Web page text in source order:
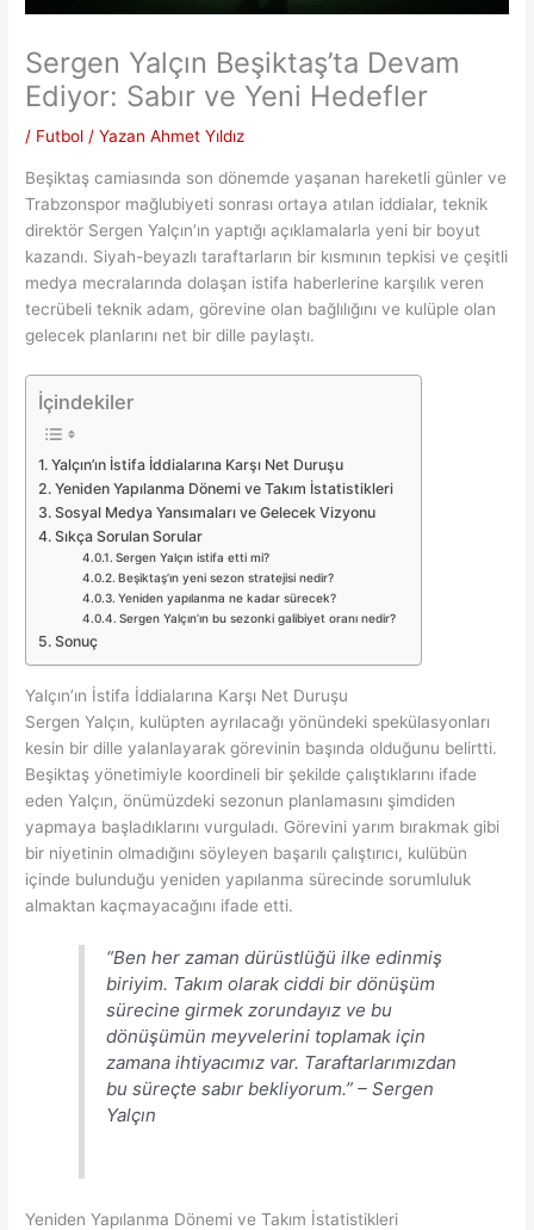
Sergen Yalçın Beşiktaş’ta Devam
Ediyor: Sabır ve Yeni Hedefler
/ Futbol / Yazan Ahmet Yıldız
Beşiktaş camiasında son dönemde yaşanan hareketli günler ve
Trabzonspor mağlubiyeti sonrası ortaya atılan iddialar, teknik
direktör Sergen Yalçın’ın yaptığı açıklamalarla yeni bir boyut
kazandı. Siyah-beyazlı taraftarların bir kısmının tepkisi ve çeşitli
medya mecralarında dolaşan istifa haberlerine karşılık veren
tecrübeli teknik adam, görevine olan bağlılığını ve kulüple olan
gelecek planlarını net bir dille paylaştı.
İçindekiler
Yalçın’ın İstifa İddialarına Karşı Net Duruşu
Yeniden Yapılanma Dönemi ve Takım İstatistikleri
Sosyal Medya Yansımaları ve Gelecek Vizyonu
Sıkça Sorulan Sorular
Sergen Yalçın istifa etti mi?
Beşiktaş’ın yeni sezon stratejisi nedir?
Yeniden yapılanma ne kadar sürecek?
Sergen Yalçın’ın bu sezonki galibiyet oranı nedir?
Sonuç
Yalçın’ın İstifa İddialarına Karşı Net Duruşu
Sergen Yalçın, kulüpten ayrılacağı yönündeki spekülasyonları
kesin bir dille yalanlayarak görevinin başında olduğunu belirtti.
Beşiktaş yönetimiyle koordineli bir şekilde çalıştıklarını ifade
eden Yalçın, önümüzdeki sezonun planlamasını şimdiden
yapmaya başladıklarını vurguladı. Görevini yarım bırakmak gibi
bir niyetinin olmadığını söyleyen başarılı çalıştırıcı, kulübün
içinde bulunduğu yeniden yapılanma sürecinde sorumluluk
almaktan kaçmayacağını ifade etti.
“Ben her zaman dürüstlüğü ilke edinmiş
biriyim. Takım olarak ciddi bir dönüşüm
sürecine girmek zorundayız ve bu
dönüşümün meyvelerini toplamak için
zamana ihtiyacımız var. Taraftarlarımızdan
bu süreçte sabır bekliyorum.” – Sergen
Yalçın
Yeniden Yapılanma Dönemi ve Takım İstatistikleri